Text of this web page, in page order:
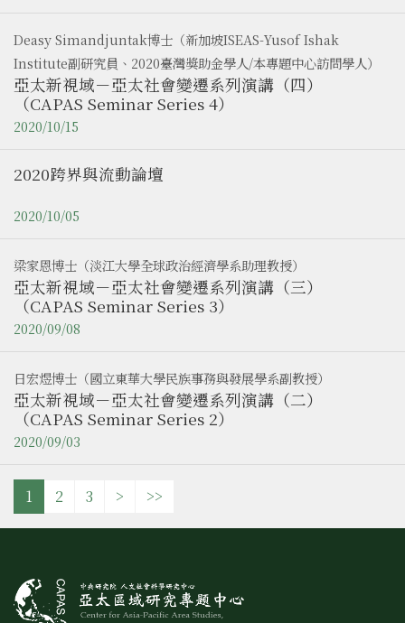
Deasy Simandjuntak博士（新加坡ISEAS-Yusof Ishak
Institute副研究員、2020臺灣獎助金學人/本專題中心訪問學人）
亞太新視域－亞太社會變遷系列演講（四）
（CAPAS Seminar Series 4）
2020/10/15
2020跨界與流動論壇
2020/10/05
梁家恩博士（淡江大學全球政治經濟學系助理教授）
亞太新視域－亞太社會變遷系列演講（三）
（CAPAS Seminar Series 3）
2020/09/08
日宏煜博士（國立東華大學民族事務與發展學系副教授）
亞太新視域－亞太社會變遷系列演講（二）
（CAPAS Seminar Series 2）
2020/09/03
1 2 3 > >>